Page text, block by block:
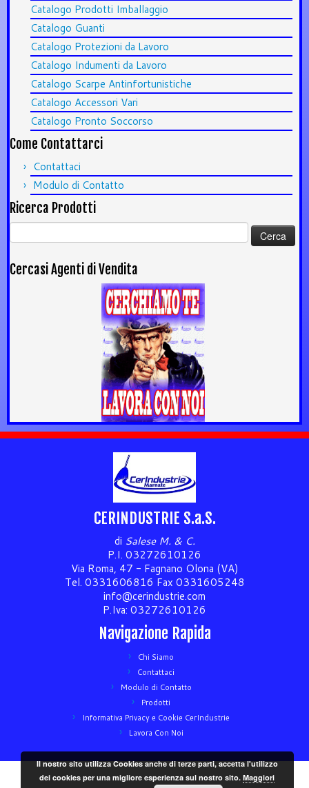
Catalogo Prodotti Imballaggio
Catalogo Guanti
Catalogo Protezioni da Lavoro
Catalogo Indumenti da Lavoro
Catalogo Scarpe Antinfortunistiche
Catalogo Accessori Vari
Catalogo Pronto Soccorso
Come Contattarci
Contattaci
Modulo di Contatto
Ricerca Prodotti
Ricerca
per:
Cercasi Agenti di Vendita
CERINDUSTRIE S.a.S.
di Salese M. & C.
P.I. 03272610126
Via Roma, 47 - Fagnano Olona (VA)
Tel. 0331606816 Fax 0331605248
info@cerindustrie.com
P.Iva: 03272610126
Navigazione Rapida
Chi Siamo
Contattaci
Modulo di Contatto
Prodotti
Informativa Privacy e Cookie CerIndustrie
Lavora Con Noi
Il nostro sito utilizza Cookies anche di terze parti, accetta l'utilizzo
dei cookies per una migliore esperienza sul nostro sito.Maggiori